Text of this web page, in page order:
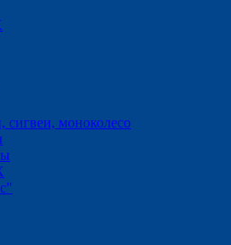
сигвеи, моноколесо